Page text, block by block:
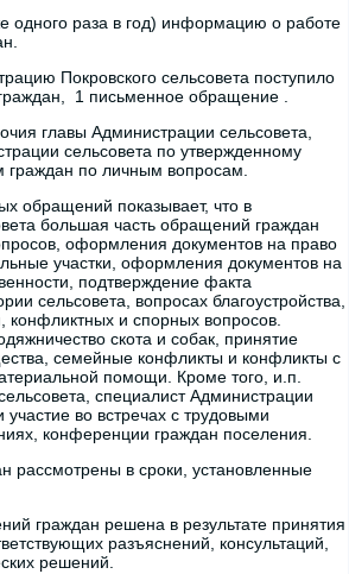
одного раза в год) информацию о работе
Покровского сельсовета поступило
1 письменное обращение .
главы Администрации сельсовета,
сельсовета по утвержденному
граждан по личным вопросам.
обращений показывает, что в
большая часть обращений граждан
оформления документов на право
участки, оформления документов на
подтверждение факта
сельсовета, вопросах благоустройства,
и спорных вопросов.
скота и собак, принятие
семейные конфликты и конфликты с
помощи. Кроме того, и.п.
специалист Администрации
во встречах с трудовыми
конференции граждан поселения.
рассмотрены в сроки, установленные
граждан решена в результате принятия
разъяснений, консультаций,
решений.